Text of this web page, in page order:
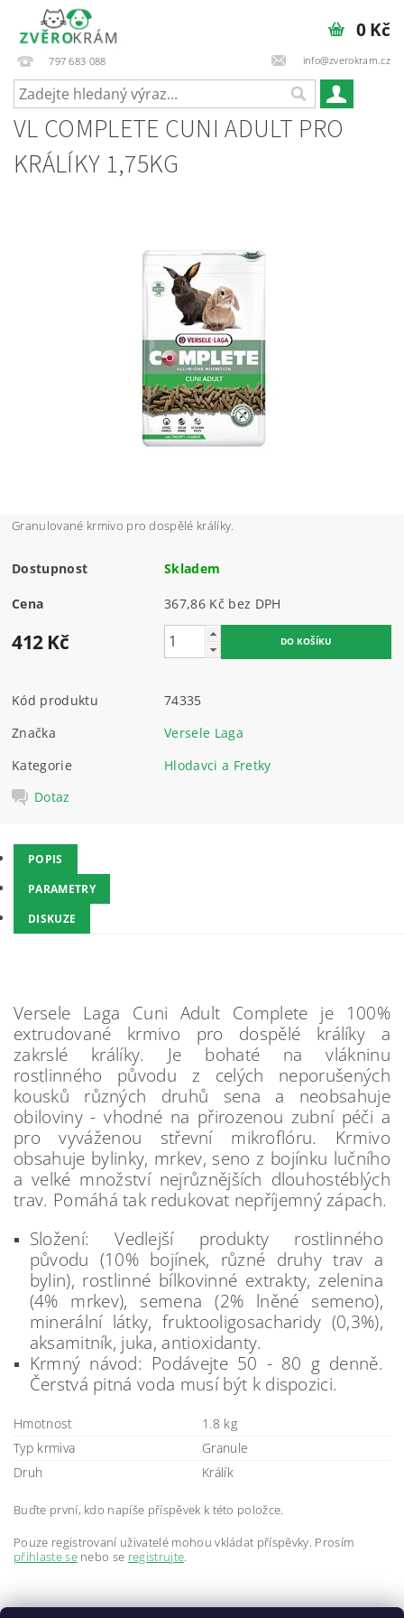
797 683 088 info@zverokram.cz
0 Kč
VL COMPLETE CUNI ADULT PRO
KRÁLÍKY 1,75KG
Granulované krmivo pro dospělé králíky.
Dostupnost Skladem
Cena 367,86 Kč bez DPH
412 Kč
Kód produktu
74335
Značka
Versele Laga
Kategorie
Hlodavci a Fretky
Dotaz
POPIS
PARAMETRY
DISKUZE
Versele Laga Cuni Adult Complete je 100%
extrudované krmivo pro dospělé králíky a
zakrslé králíky. Je bohaté na vlákninu
rostlinného původu z celých neporušených
kousků různých druhů sena a neobsahuje
obiloviny - vhodné na přirozenou zubní péči a
pro vyváženou střevní mikroflóru. Krmivo
obsahuje bylinky, mrkev, seno z bojínku lučního
a velké množství nejrůznějších dlouhostéblých
trav. Pomáhá tak redukovat nepříjemný zápach.
Složení: Vedlejší produkty rostlinného
původu (10% bojínek, různé druhy trav a
bylin), rostlinné bílkovinné extrakty, zelenina
(4% mrkev), semena (2% lněné semeno),
minerální látky, fruktooligosacharidy (0,3%),
aksamitník, juka, antioxidanty.
Krmný návod: Podávejte 50 - 80 g denně.
Čerstvá pitná voda musí být k dispozici.
Hmotnost
1.8 kg
Typ krmiva
Granule
Druh
Králík
Buďte první, kdo napíše příspěvek k této položce.
Pouze registrovaní uživatelé mohou vkládat příspěvky. Prosím
přihlaste senebo se registrujte.